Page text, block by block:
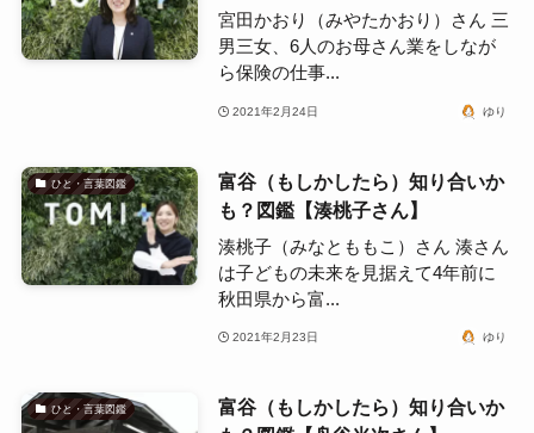
宮田かおり（みやたかおり）さん 三
男三女、6人のお母さん業をしなが
ら保険の仕事...
2021年2月24日 ゆり
ひと・言葉図鑑
富谷（もしかしたら）知り合いか
も？図鑑【湊桃子さん】
湊桃子（みなとももこ）さん 湊さん
は子どもの未来を見据えて4年前に
秋田県から富...
2021年2月23日 ゆり
ひと・言葉図鑑
富谷（もしかしたら）知り合いか